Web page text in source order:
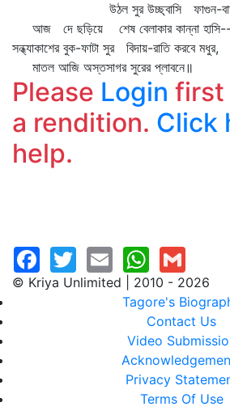
উঠল সুর উচ্ছ্বাসি ফাগুন-
আজ দে ছড়িয়ে শেষ বেলাকার কান্না
সন্ধ্যাকাশের বুক-ফাটা সুর বিদায়-রাতি করবে মধুর,
মাতল আজি অস্তসাগর সুরের প্লাবনে॥
Please Login first
a rendition. Click
help.
© Kriya Unlimited | 2010 - 2026
Tagore's
Contact Us
Video
Privacy
Terms Of Use